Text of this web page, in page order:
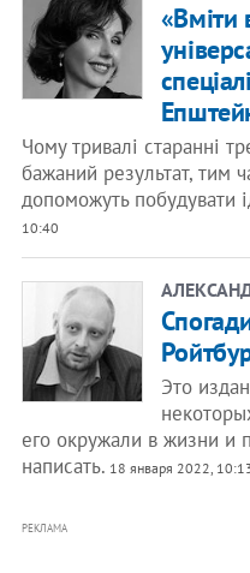
«Вміти
Чому тривалі старанні
бажаний результат, тим
допоможуть побудувати
10:40
Это
его окружали в жизни и
написать. 18 января 2022,
РЕКЛАМА